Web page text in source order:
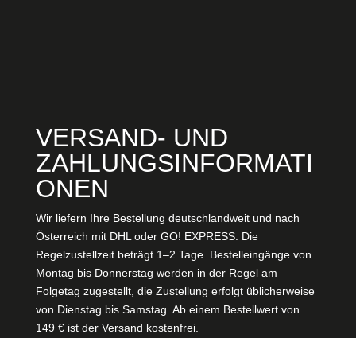
VERSAND- UND
ZAHLUNGSINFORMATI
ONEN
Wir liefern Ihre Bestellung deutschlandweit und nach
Österreich mit DHL oder GO! EXPRESS. Die
Regelzustellzeit beträgt 1–2 Tage. Bestelleingänge von
Montag bis Donnerstag werden in der Regel am
Folgetag zugestellt, die Zustellung erfolgt üblicherweise
von Dienstag bis Samstag. Ab einem Bestellwert von
149 € ist der Versand kostenfrei.